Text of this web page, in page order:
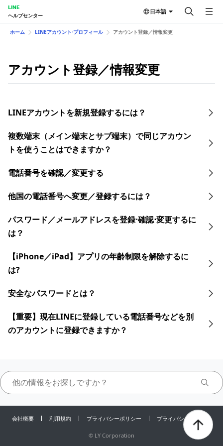
LINE
ヘルプセンター
日本語
ホーム LINEアカウント⋅プロフィール アカウント登録／情報変更
アカウント登録／情報変更
LINEアカウントを新規登録するには？
複数端末（メイン端末とサブ端末）で同じアカウン
トを使うことはできますか？
電話番号を確認／変更する
他国の電話番号へ変更／登録するには？
​パスワード／​メールアドレスを登録⋅確認⋅変更す るに
は？
【iPhone／iPad】アプリの年齢制限を解除するに
は?
安全なパスワードとは？
【重要】現在LINEに登録している電話番号などを別
のアカウントに登録できますか？
会社概要 利用規約 プライバシーポリシー プライバシーセンター
© LY Corporation